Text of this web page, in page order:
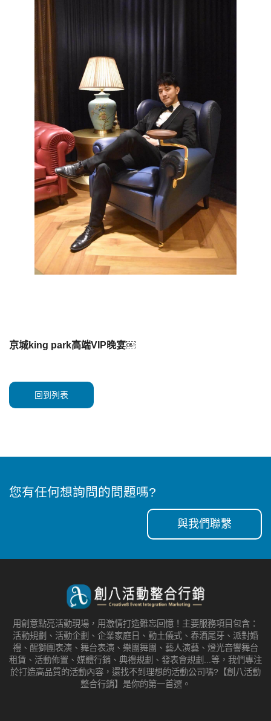
京城king park高端VIP晚宴￼
回到列表
您有任何想詢問的問題嗎?
與我們聯繫
用創意點亮活動現場，用激情打造難忘回憶！主要服務項目包含：
活動規劃、活動企劃、企業家庭日、動土儀式、春酒尾牙、派對婚
禮、醒獅團表演、舞台表演、樂團舞團、藝人演藝、燈光音響舞台
租賃、活動佈置、媒體行銷、典禮規劃、發表會規劃...等，我們專注
於打造高品質的活動內容，還找不到理想的活動公司嗎?【創八活動
整合行銷】是你的第一首選。